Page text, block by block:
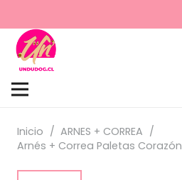
Inicio / ARNES + CORREA /
Arnés + Correa Paletas Corazón